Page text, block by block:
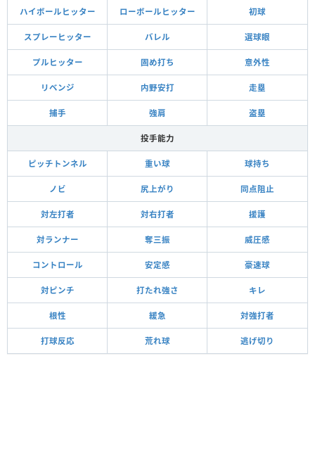
ハイボールヒッター ローボールヒッター 初球
スプレーヒッター バレル 選球眼
プルヒッター 固め打ち 意外性
リベンジ 内野安打 走塁
捕手 強肩 盗塁
投手能力
ピッチトンネル 重い球 球持ち
ノビ 尻上がり 同点阻止
対左打者 対右打者 援護
対ランナー 奪三振 威圧感
コントロール 安定感 豪速球
対ピンチ 打たれ強さ キレ
根性 緩急 対強打者
打球反応 荒れ球 逃げ切り